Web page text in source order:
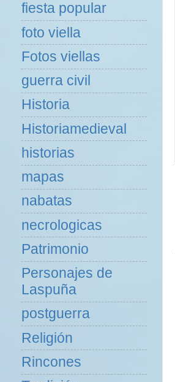
fiesta popular
foto viella
Fotos viellas
guerra civil
Historia
Historiamedieval
historias
mapas
nabatas
necrologicas
Patrimonio
Personajes de
Laspuña
postguerra
Religión
Rincones